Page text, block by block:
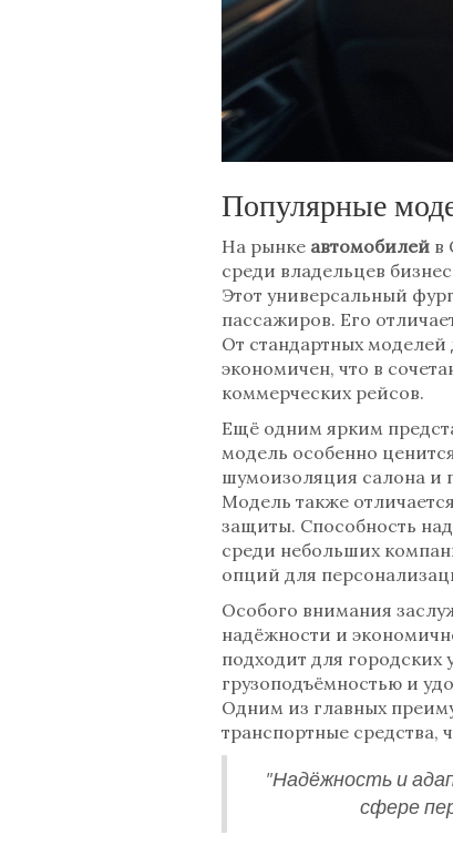
Популярные
На рынке автомобилейв
среди владельцев
Этот универсальный
пассажиров. Его
От стандартных
экономичен, что в
коммерческих рейсов.
Ещё одним ярким
модель особенно
шумоизоляция салона и
Модель также
защиты. Способность
среди небольших
опций для
Особого внимания
надёжности и
подходит для
грузоподъёмностью и
Одним из главных
транспортные средства,
"Надёжность и
сфере